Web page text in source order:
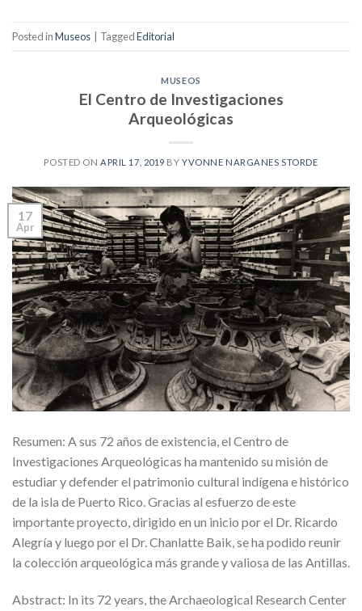
Posted inMuseos TaggedEditorial
MUSEOS
El Centro de Investigaciones
Arqueológicas
POSTED ONAPRIL 17, 2019 BYYVONNE NARGANES STORDE
17
Apr
Resumen: A sus 72 años de existencia, el Centro de
Investigaciones Arqueológicas ha mantenido su misión de
estudiar y defender el patrimonio cultural indígena e histórico
de la isla de Puerto Rico. Gracias al esfuerzo de este
importante proyecto, dirigido en un inicio por el Dr. Ricardo
Alegría y luego por el Dr. Chanlatte Baik, se ha podido reunir
la colección arqueológica más grande y valiosa de las Antillas.
Abstract: In its 72 years, the Archaeological Research Center